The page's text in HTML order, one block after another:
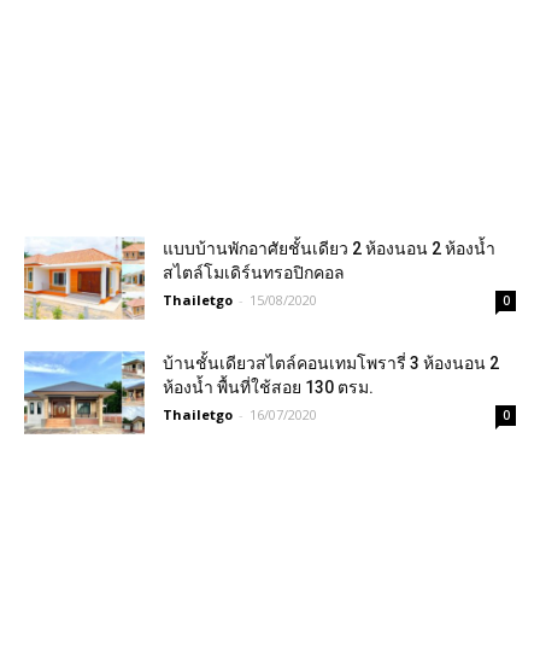
แบบบ้านพักอาศัยชั้นเดียว 2 ห้องนอน 2 ห้องน้ำ
สไตล์โมเดิร์นทรอปิกคอล
Thailetgo - 15/08/2020 0
บ้านชั้นเดียวสไตล์คอนเทมโพรารี่ 3 ห้องนอน 2
ห้องน้ำ พื้นที่ใช้สอย 130 ตรม.
Thailetgo - 16/07/2020 0